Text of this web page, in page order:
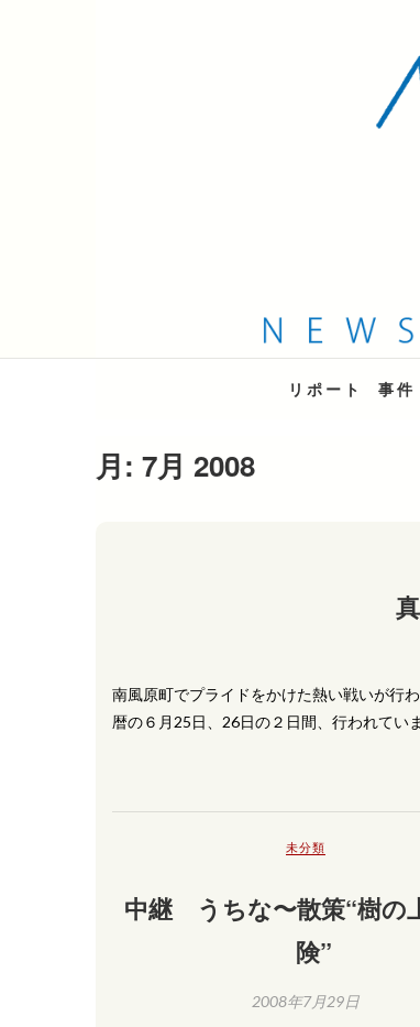
QAB NEWS
キャッチー 月曜〜金曜 午後6時15分放送
リポート 事件
月: 7月 2008
南風原町でプライドをかけた熱い戦いが行
暦の６月25日、26日の２日間、行われて
未分類
中継 うちな〜散策“樹の
険”
2008年7月29日